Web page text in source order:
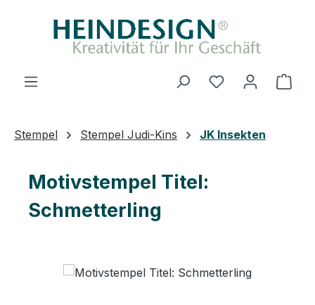
Zum Hauptinhalt springen
Du hast 0
Stempel Stempel Judi-Kins JK Insekten
Motivstempel Titel:
Schmetterling